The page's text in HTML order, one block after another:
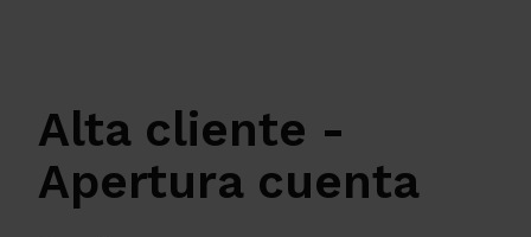
Alta cliente -
Apertura cuenta